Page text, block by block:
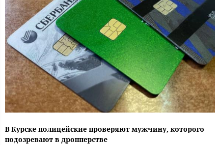
В Курске полицейские проверяют мужчину, которого
подозревают в дропперстве